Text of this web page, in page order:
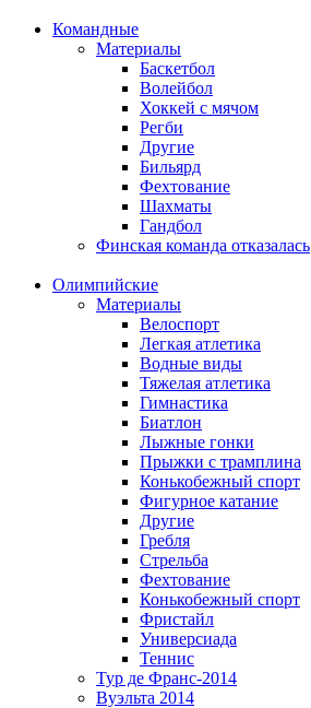
Командные
Материалы
Баскетбол
Волейбол
Хоккей с мячом
Регби
Другие
Бильярд
Фехтование
Шахматы
Гандбол
Финская команда отказалась
Олимпийские
Материалы
Велоспорт
Легкая атлетика
Водные виды
Тяжелая атлетика
Гимнастика
Биатлон
Лыжные гонки
Прыжки с трамплина
Конькобежный спорт
Фигурное катание
Другие
Гребля
Стрельба
Фехтование
Конькобежный спорт
Фристайл
Универсиада
Теннис
Тур де Франс-2014
Вуэльта 2014